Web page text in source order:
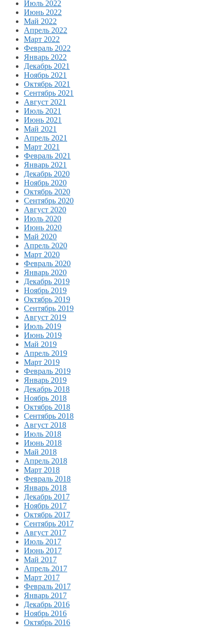
Июль 2022
Июнь 2022
Май 2022
Апрель 2022
Март 2022
Февраль 2022
Январь 2022
Декабрь 2021
Ноябрь 2021
Октябрь 2021
Сентябрь 2021
Август 2021
Июль 2021
Июнь 2021
Май 2021
Апрель 2021
Март 2021
Февраль 2021
Январь 2021
Декабрь 2020
Ноябрь 2020
Октябрь 2020
Сентябрь 2020
Август 2020
Июль 2020
Июнь 2020
Май 2020
Апрель 2020
Март 2020
Февраль 2020
Январь 2020
Декабрь 2019
Ноябрь 2019
Октябрь 2019
Сентябрь 2019
Август 2019
Июль 2019
Июнь 2019
Май 2019
Апрель 2019
Март 2019
Февраль 2019
Январь 2019
Декабрь 2018
Ноябрь 2018
Октябрь 2018
Сентябрь 2018
Август 2018
Июль 2018
Июнь 2018
Май 2018
Апрель 2018
Март 2018
Февраль 2018
Январь 2018
Декабрь 2017
Ноябрь 2017
Октябрь 2017
Сентябрь 2017
Август 2017
Июль 2017
Июнь 2017
Май 2017
Апрель 2017
Март 2017
Февраль 2017
Январь 2017
Декабрь 2016
Ноябрь 2016
Октябрь 2016